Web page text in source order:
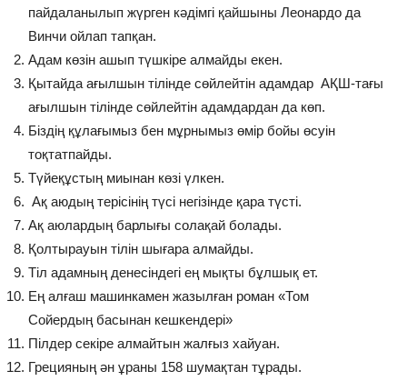
пайдаланылып жүрген кәдімгі қайшыны Леонардо да
Винчи ойлап тапқан.
Адам көзін ашып түшкіре алмайды екен.
Қытайда ағылшын тілінде сөйлейтін адамдар АҚШ-тағы
ағылшын тілінде сөйлейтін адамдардан да көп.
Біздің құлағымыз бен мұрнымыз өмір бойы өсуін
тоқтатпайды.
Түйеқұстың миынан көзі үлкен.
Ақ аюдың терісінің түсі негізінде қара түсті.
Ақ аюлардың барлығы солақай болады.
Қолтырауын тілін шығара алмайды.
Тіл адамның денесіндегі ең мықты бұлшық ет.
Ең алғаш машинкамен жазылған роман «Том
Сойердың басынан кешкендері»
Пілдер секіре алмайтын жалғыз хайуан.
Грецияның ән ұраны 158 шумақтан тұрады.